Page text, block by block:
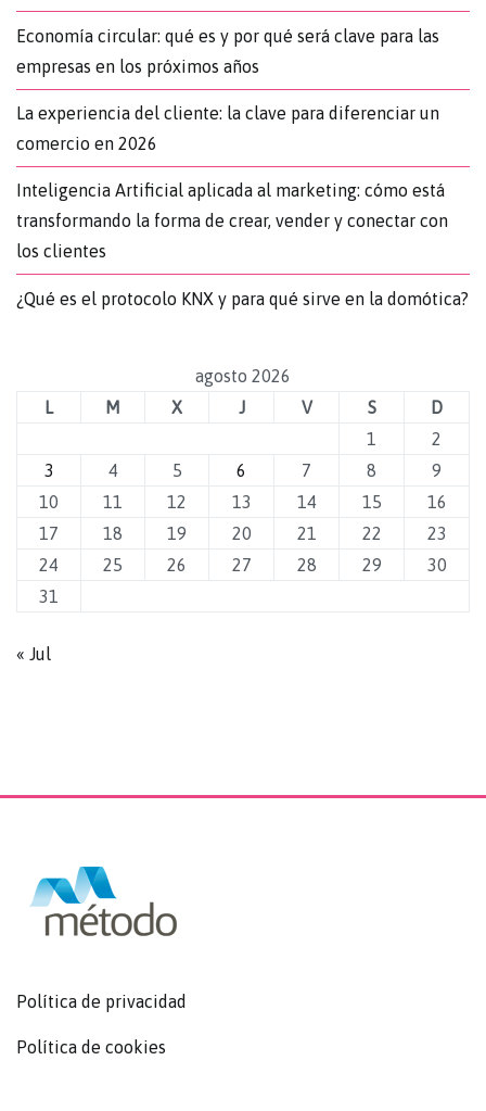
Economía circular: qué es y por qué será clave para las
empresas en los próximos años
La experiencia del cliente: la clave para diferenciar un
comercio en 2026
Inteligencia Artificial aplicada al marketing: cómo está
transformando la forma de crear, vender y conectar con
los clientes
¿Qué es el protocolo KNX y para qué sirve en la domótica?
agosto 2026
L
M X J V S
D
1
2
3
4 5 6 7 8
9
10
11 12 13 14 15
16
17
18 19 20 21 22
23
24
25 26 27 28 29
30
31
« Jul
Política de privacidad
Política de cookies